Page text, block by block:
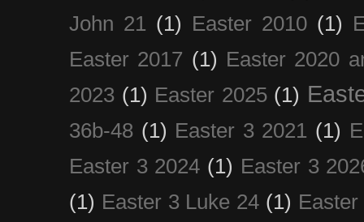
John 21 (1) Easter 2010 (1)
Easter 2017 (1) Easter 2020
2023 (1) Easter 2025 (1)
36b-48 (1) Easter 3 2021 (1)
Easter 3 2024 (1) Easter 3
(1) Easter 3 Luke 24 (1)